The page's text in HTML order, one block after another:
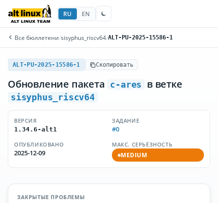
RU EN
Все бюллетени/sisyphus_riscv64/ALT-PU-2025-15586-1
ALT-PU-2025-15586-1 Скопировать
Обновление пакета c-ares в ветке
sisyphus_riscv64
ВЕРСИЯ
1.34.6-alt1
ЗАДАНИЕ
#0
ОПУБЛИКОВАНО
2025-12-09
МАКС. СЕРЬЁЗНОСТЬ
MEDIUM
ЗАКРЫТЫЕ ПРОБЛЕМЫ